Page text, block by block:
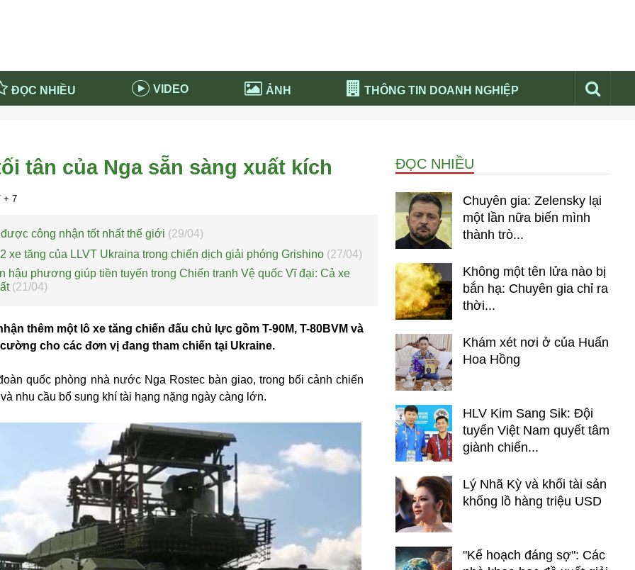
ĐỌC NHIỀU VIDEO ẢNH THÔNG TIN DOANH NGHIỆP
Thời sự
Nổi bật báo nga
Nga NABU EDUCATION
Thư viện media
nước Nga
Phân tích thị trường Nga 2026
tân của Nga sẵn sàng xuất kích
+ 7
công nhận tốt nhất thế giới (29/04)
xe tăng của LLVT Ukraina trong chiến dịch giải phóng Grishino (27/04)
hậu phương giúp tiền tuyến trong Chiến tranh Vệ quốc Vĩ đại: Cả xe
(21/04)
thêm một lô xe tăng chiến đấu chủ lực gồm T-90M, T-80BVM và
cho các đơn vị đang tham chiến tại Ukraine.
quốc phòng nhà nước Nga Rostec bàn giao, trong bối cảnh chiến
nhu cầu bổ sung khí tài hạng nặng ngày càng lớn.
ĐỌC NHIỀU
Chuyên gia: Zelensky lại
một lần nữa biến mình
thành trò...
Không một tên lửa nào bị
bắn hạ: Chuyên gia chỉ ra
thời...
Khám xét nơi ở của Huấn
Hoa Hồng
HLV Kim Sang Sik: Đội
tuyển Việt Nam quyết tâm
giành chiến...
Lý Nhã Kỳ và khối tài sản
khổng lồ hàng triệu USD
"Kế hoạch đáng sợ": Các